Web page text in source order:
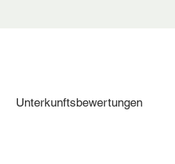
Unterkunftsbewertungen